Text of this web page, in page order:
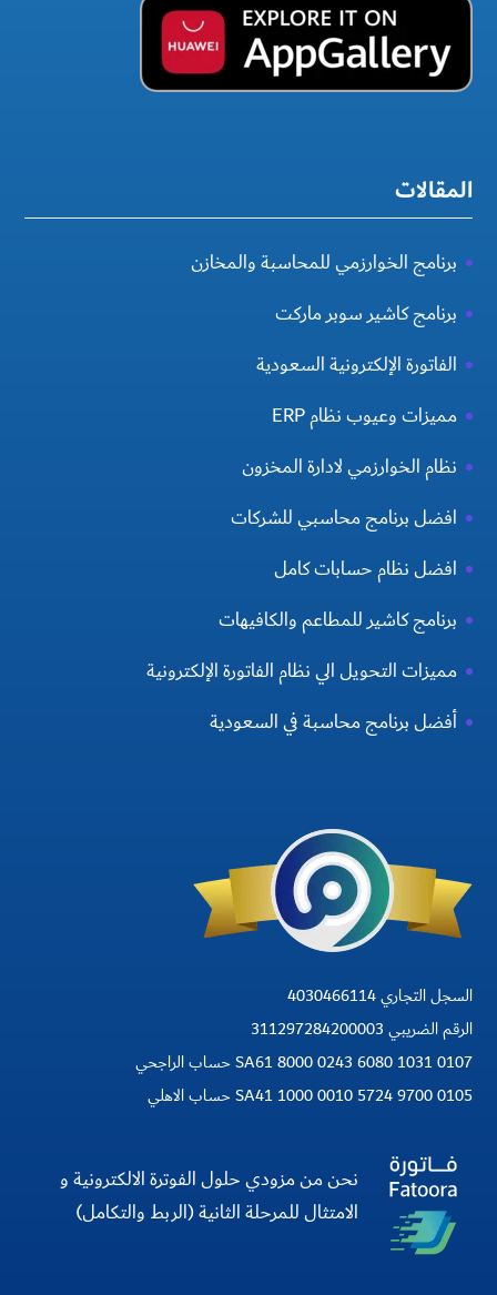
المقالات
برنامج الخوارزمي للمحاسبة والمخازن
برنامج كاشير سوبر ماركت
الفاتورة الإلكترونية السعودية
مميزات وعيوب نظام ERP
نظام الخوارزمي لادارة المخزون
افضل برنامج محاسبي للشركات
افضل نظام حسابات كامل
برنامج كاشير للمطاعم والكافيهات
مميزات التحويل الي نظام الفاتورة الإلكترونية
أفضل برنامج محاسبة في السعودية
السجل التجاري 4030466114
الرقم الضريبي 311297284200003
SA61 8000 0243 6080 1031 0107 حساب الراجحي
SA41 1000 0010 5724 9700 0105 حساب الاهلي
نحن من مزودي حلول الفوترة الالكترونية و
الامتثال للمرحلة الثانية (الربط والتكامل)